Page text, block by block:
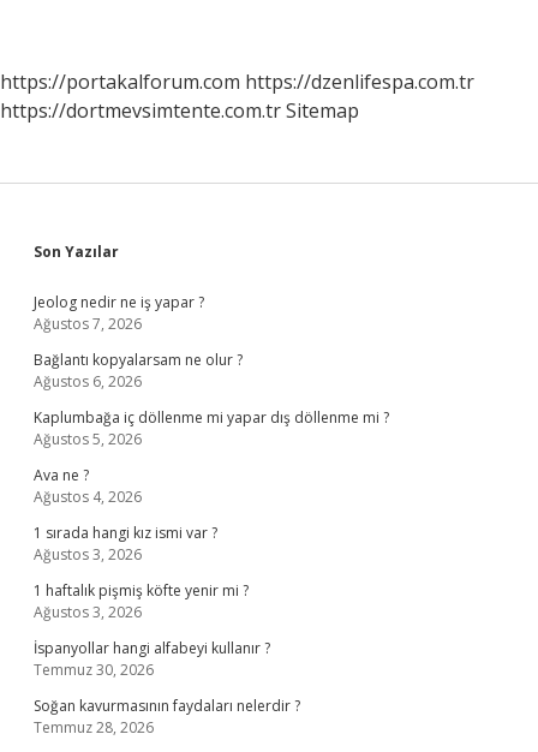
https://portakalforum.com https://dzenlifespa.com.tr
https://dortmevsimtente.com.trSitemap
Sidebar
Son Yazılar
Jeolog nedir ne iş yapar ?
Ağustos 7, 2026
Bağlantı kopyalarsam ne olur ?
Ağustos 6, 2026
Kaplumbağa iç döllenme mi yapar dış döllenme mi ?
Ağustos 5, 2026
Ava ne ?
Ağustos 4, 2026
1 sırada hangi kız ismi var ?
Ağustos 3, 2026
1 haftalık pişmiş köfte yenir mi ?
Ağustos 3, 2026
İspanyollar hangi alfabeyi kullanır ?
Temmuz 30, 2026
Soğan kavurmasının faydaları nelerdir ?
Temmuz 28, 2026